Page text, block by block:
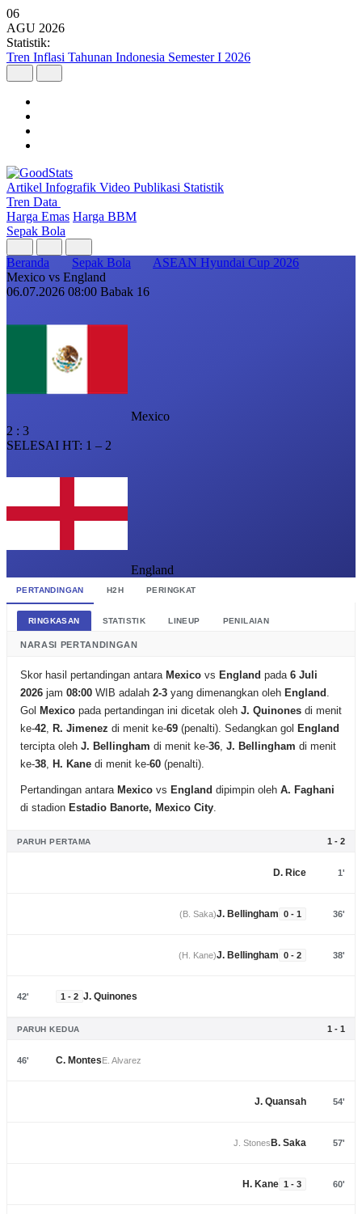
06
AGU 2026
Statistik:
Tren Inflasi Tahunan Indonesia Semester I 2026
Artikel Infografik Video Publikasi Statistik
Tren Data
Harga Emas Harga BBM
Sepak Bola
Beranda Sepak Bola
ASEAN Hyundai Cup 2026
Mexico vs England
06.07.2026 08:00 Babak 16
Mexico
2 : 3
SELESAI HT: 1 – 2
England
PERTANDINGAN H2H PERINGKAT
RINGKASAN STATISTIK LINEUP PENILAIAN
NARASI PERTANDINGAN
Skor hasil pertandingan antara Mexico vs England pada 6 Juli
2026 jam 08:00 WIB adalah 2-3 yang dimenangkan oleh England .
Gol Mexico pada pertandingan ini dicetak oleh J. Quinones di menit
ke-42, R. Jimenez di menit ke-69 (penalti). Sedangkan gol England
tercipta oleh J. Bellingham di menit ke-36, J. Bellingham di menit
ke-38, H. Kane di menit ke-60 (penalti).
Pertandingan antara Mexico vs England dipimpin oleh A. Faghani
di stadion Estadio Banorte, Mexico City.
PARUH PERTAMA 1 - 2
D. Rice 1'
(B. Saka)J. Bellingham 0 - 1 36'
(H. Kane)J. Bellingham 0 - 2 38'
42' 1 - 2 J. Quinones
PARUH KEDUA 1 - 1
46' C. MontesE. Alvarez
J. Quansah 54'
J. Stones B. Saka 57'
H. Kane 1 - 3 60'